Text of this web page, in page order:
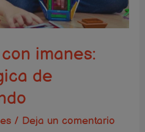
imanes:
de
/ Deja un comentario